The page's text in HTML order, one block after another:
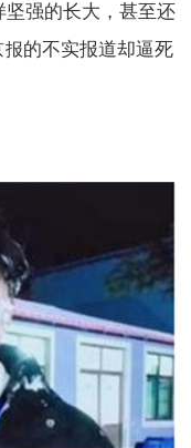
坚强的长大，甚至还
报的不实报道却逼死